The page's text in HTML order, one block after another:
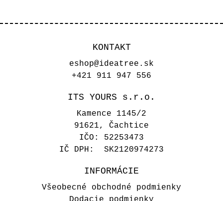
KONTAKT
eshop@ideatree.sk
+421 911 947 556
ITS YOURS s.r.o.
Kamence 1145/2
91621, Čachtice
IČO: 52253473
IČ DPH: SK2120974273
INFORMÁCIE
Všeobecné obchodné podmienky